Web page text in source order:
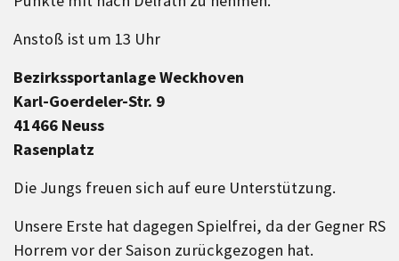
Anstoß ist um 13 Uhr
Bezirkssportanlage Weckhoven
Karl-Goerdeler-Str. 9
41466 Neuss
Rasenplatz
Die Jungs freuen sich auf eure Unterstützung.
Unsere Erste hat dagegen Spielfrei, da der Gegner RS
Horrem vor der Saison zurückgezogen hat.